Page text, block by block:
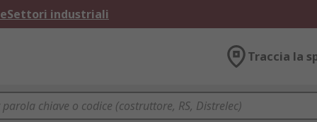
Settori industriali
Traccia la